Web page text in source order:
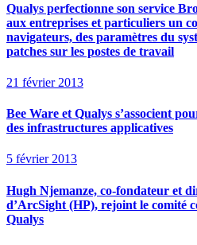
Qualys perfectionne son service
aux entreprises et particuliers un
navigateurs, des paramètres du
patches sur les postes de travail
21 février 2013
Bee Ware et Qualys s’associent
des infrastructures applicatives
5 février 2013
Hugh Njemanze, co-fondateur et
d’ArcSight (HP), rejoint le comité
Qualys